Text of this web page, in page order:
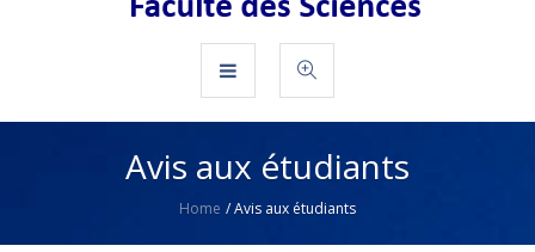
Avis aux étudiants
Home /Avis aux étudiants